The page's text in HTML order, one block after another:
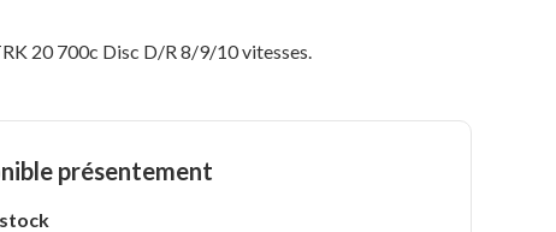
20 700c Disc D/R 8/9/10 vitesses.
présentement